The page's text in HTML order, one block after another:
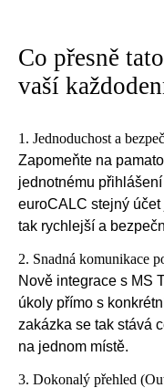
Co přesně
vaší
1. Jednoduchost a
Zapomeňte na
jednotnému
euroCALC stejný
tak rychlejší a
2. Snadná komunikace
Nově integrace s MS
úkoly přímo s
zakázka se tak stává
na jednom místě.
3. Dokonalý přehled